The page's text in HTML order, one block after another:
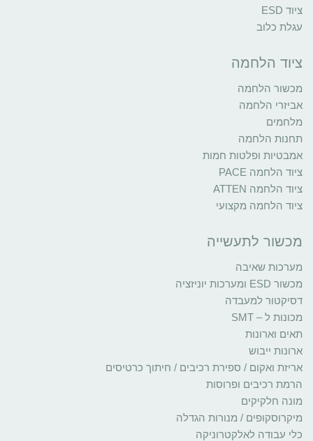
ציוד ESD
עגלת כלוב
ציוד הלחמה
מכשור הלחמה
אביזרי הלחמה
מלחמים
תחנות הלחמה
אמבטיות ופלטות חמות
ציוד הלחמה PACE
ציוד הלחמה ATTEN
ציוד הלחמה מקצועי
מכשור לתעשייה
מערכות שאיבה
מכשור ESD ומערכות יוניזציה
דסיקטור למעבדה
מכונות ל – SMT
תאים וארונות
ארונות ייבוש
אריזת ואקום / ספירת רכיבים / חיתוך כרטיסים
הרמת רכיבים ופרוסות
מונה חלקיקים
מיקרוסקופים / מנורות הגדלה
כלי עבודה לאלקטרוניקה